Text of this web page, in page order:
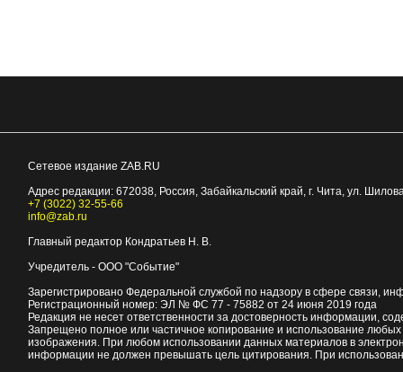
Сетевое издание ZAB.RU
Адрес редакции: 672038, Россия, Забайкальский край, г. Чита, ул.
+7 (3022) 32-55-66
info@zab.ru
Главный редактор Кондратьев Н. В.
Учредитель - ООО "Событие"
Зарегистрировано Федеральной службой по надзору в сфере связи,
Регистрационный номер: ЭЛ № ФС 77 - 75882 от 24 июня 2019 года
Редакция не несет ответственности за достоверность информации,
Запрещено полное или частичное копирование и использование
изображения. При любом использовании данных материалов в
информации не должен превышать цель цитирования. При